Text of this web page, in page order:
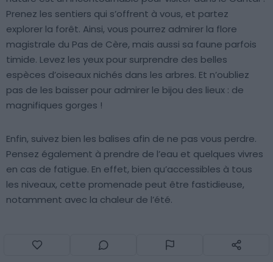
Prenez les sentiers qui s’offrent à vous, et partez
explorer la forêt. Ainsi, vous pourrez admirer la flore
magistrale du Pas de Cère, mais aussi sa faune parfois
timide. Levez les yeux pour surprendre des belles
espèces d’oiseaux nichés dans les arbres. Et n’oubliez
pas de les baisser pour admirer le bijou des lieux : de
magnifiques gorges !
Enfin, suivez bien les balises afin de ne pas vous perdre.
Pensez également à prendre de l’eau et quelques vivres
en cas de fatigue. En effet, bien qu’accessibles à tous
les niveaux, cette promenade peut être fastidieuse,
notamment avec la chaleur de l’été.
Chaque semaine, découvrez de nouvelles expériences
autour de vous et partout dans le monde !
Gratuitement, dans votre boîte mail.